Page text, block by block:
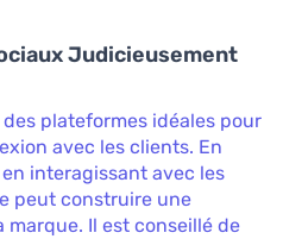
Judicieusement
plateformes idéales pour
avec les clients. En
interagissant avec les
peut construire une
Il est conseillé de